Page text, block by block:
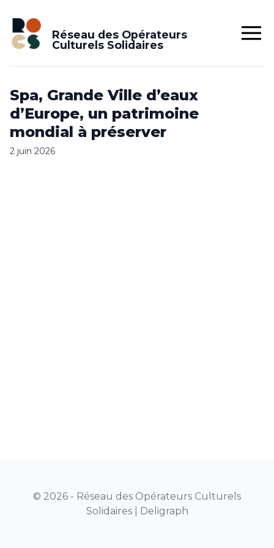
Réseau des Opérateurs
Culturels Solidaires
Spa, Grande Ville d’eaux
d’Europe, un patrimoine
mondial à préserver
2 juin 2026
© 2026 - Réseau des Opérateurs Culturels
Solidaires | Deligraph